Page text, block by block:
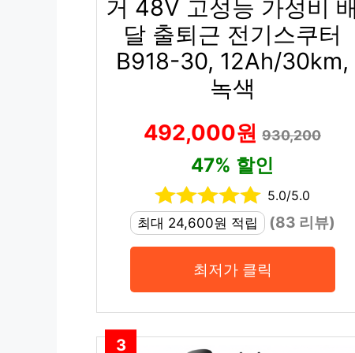
거 48V 고성능 가성비 배
달 출퇴근 전기스쿠터
B918-30, 12Ah/30km,
녹색
492,000원 930,200
47% 할인
5.0/5.0
최대 24,600원 적립
(83 리뷰)
최저가 클릭
3